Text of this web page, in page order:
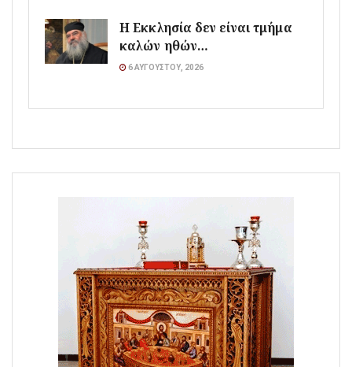
Η Εκκλησία δεν είναι τμήμα
καλών ηθών…
6 ΑΥΓΟΎΣΤΟΥ, 2026